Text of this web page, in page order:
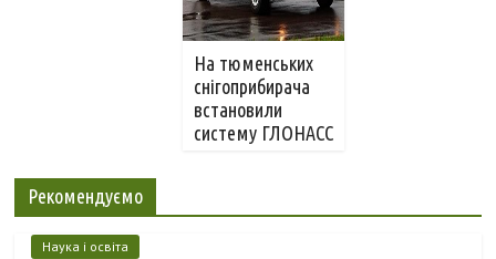
На тюменських
снігоприбирача
встановили
систему ГЛОНАСС
Рекомендуємо
Наука і освіта